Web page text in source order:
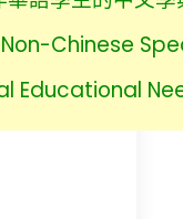
Chinese
Educational